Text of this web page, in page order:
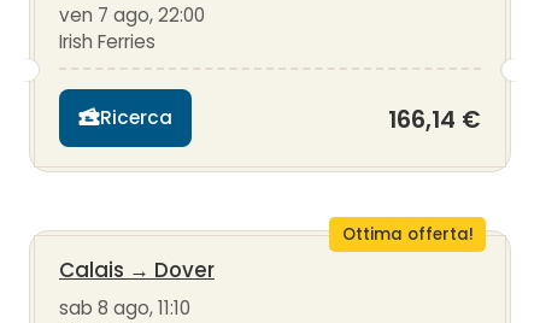
ven 7 ago, 22:00
Irish Ferries
Ricerca 166,14 €
Ottima offerta!
Calais → Dover
sab 8 ago, 11:10